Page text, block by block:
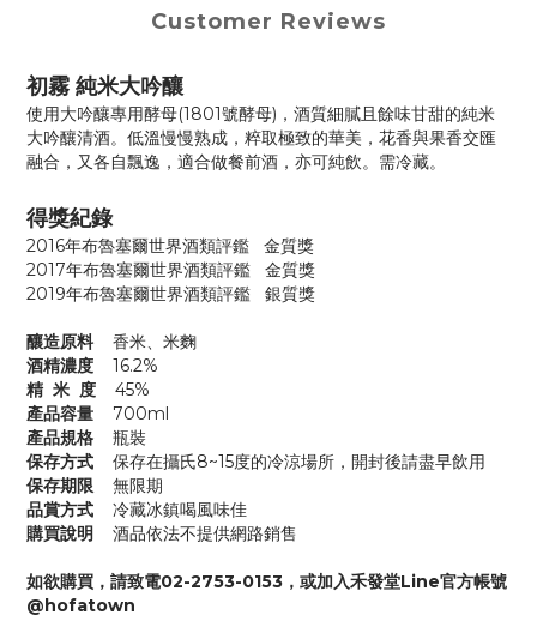
Customer Reviews
初霧 純米大吟釀
使用大吟釀專用酵母(1801號酵母)，酒質細膩且餘味甘甜的純米
大吟釀清酒。 低溫慢慢熟成，粹取極致的華美，花香與果香交匯
融合，又各自飄逸，適合做餐前酒，亦可純飲。需冷藏。
得獎紀錄
2016年布魯塞爾世界酒類評鑑 金質獎
2017年布魯塞爾世界酒類評鑑 金質獎
2019年布魯塞爾世界酒類評鑑 銀質獎
釀造原料
香米、米麴
酒精濃度
16.2%
精 米 度 45%
產品容量 700ml
產品規格 瓶裝
保存方式 保存在攝氏8~15度的冷涼場所，開封後請盡早飲用
保存期限 無限期
品賞方式
冷藏冰鎮喝風味佳
購買說明 酒品依法不提供網路銷售
如欲購買，請致電02-2753-0153，或加入禾發堂Line官方帳號
@hofatown